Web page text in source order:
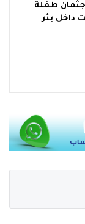
طفلة
بئر